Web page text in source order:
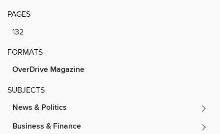
PAGES
132
FORMATS
OverDrive Magazine
SUBJECTS
News & Politics
Business & Finance